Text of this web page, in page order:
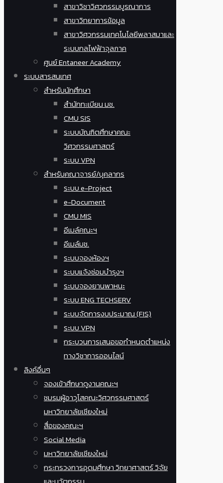
สาขาวิชาวิศวกรรมบูรณาการ
สาขาวิทยาการข้อมูล
สาขาวิศวกรรมเทคโนโลยีพลาสมาและ
ระบบกลไฟฟ้าจุลภาค
ศูนย์ Entaneer Academy
ระบบสารสนเทศ
สำหรับนักศึกษา
สำนักทะเบียน มช.
CMU SIS
ระบบบัณฑิตศึกษาคณะ
วิศวกรรมศาสตร์
ระบบ VPN
สำหรับคณาจารย์/บุคลากร
ระบบ e-Project
e-Document
CMU MIS
อีเมล์คณะฯ
อีเมล์มช.
ระบบจองห้องฯ
ระบบแจ้งซ่อมบำรุงฯ
ระบบจองยานพาหนะ
ระบบ ENG TECHSERV
ระบบจัดการงบประมาณ (FIS)
ระบบ VPN
กระบวนการเสนอขอกำหนดตำแหน่ง
ทางวิชาการออนไลน์
ลิงค์อื่นๆ
จองเข้าศึกษาดูงานคณะฯ
ชมรมผู้อาวุโสคณะวิศวกรรมศาสตร์
มหาวิทยาลัยเชียงใหม่
สื่อของคณะฯ
Social Media
มหาวิทยาลัยเชียงใหม่
กระทรวงการอุดมศึกษา วิทยาศาสตร์ วิจัย